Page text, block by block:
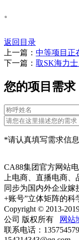
。
返回目录
上一篇： 中等项目正
下一篇： 取SK海力
您的项目需求
*请认真填写需求信
CA88集团官方网站
上电商、直播电商
同步为国内外企业嫁
+账号”立体矩阵的科
Copyright © 2013-
公司 版权所有
网站
联系电话：